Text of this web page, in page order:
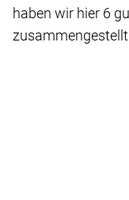
haben wir hier 6